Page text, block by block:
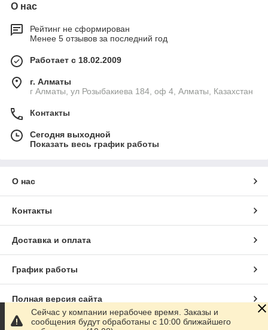
О нас
Рейтинг не сформирован
Менее 5 отзывов за последний год
Работает с 18.02.2009
г. Алматы
г Алматы, ул Розыбакиева 184, оф 4, Алматы, Казахстан
Контакты
Сегодня выходной
Показать весь график работы
О нас
Контакты
Доставка и оплата
График работы
Полная версия сайта
Сайт создан на маркетплейсе
Сейчас у компании нерабочее время. Заказы и
сообщения будут обработаны с 10:00 ближайшего